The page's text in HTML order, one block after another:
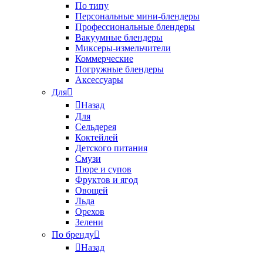
По типу
Персональные мини-блендеры
Профессиональные блендеры
Вакуумные блендеры
Миксеры-измельчители
Коммерческие
Погружные блендеры
Аксессуары
Для
Назад
Для
Сельдерея
Коктейлей
Детского питания
Смузи
Пюре и супов
Фруктов и ягод
Овощей
Льда
Орехов
Зелени
По бренду
Назад